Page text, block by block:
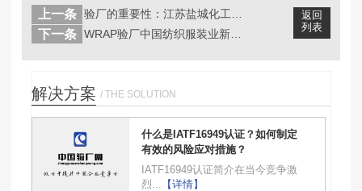
返回
列表
上一条
下一条
解决方案 / THE SOLUTION
什么是IATF16949认证？如何制定
有效的风险应对措施？
IATF16949认证简介在当今竞争激
烈...
【详情】